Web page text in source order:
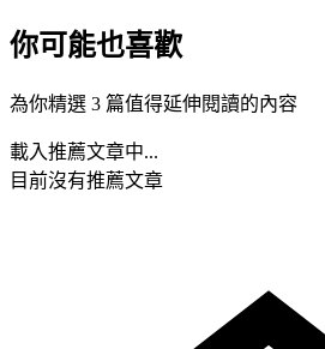
你可能也喜歡
為你精選 3 篇值得延伸閱讀的內容
載入推薦文章中...
目前沒有推薦文章